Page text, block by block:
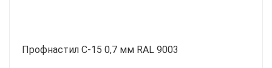
Профнастил С-15 0,7 мм RAL 9003